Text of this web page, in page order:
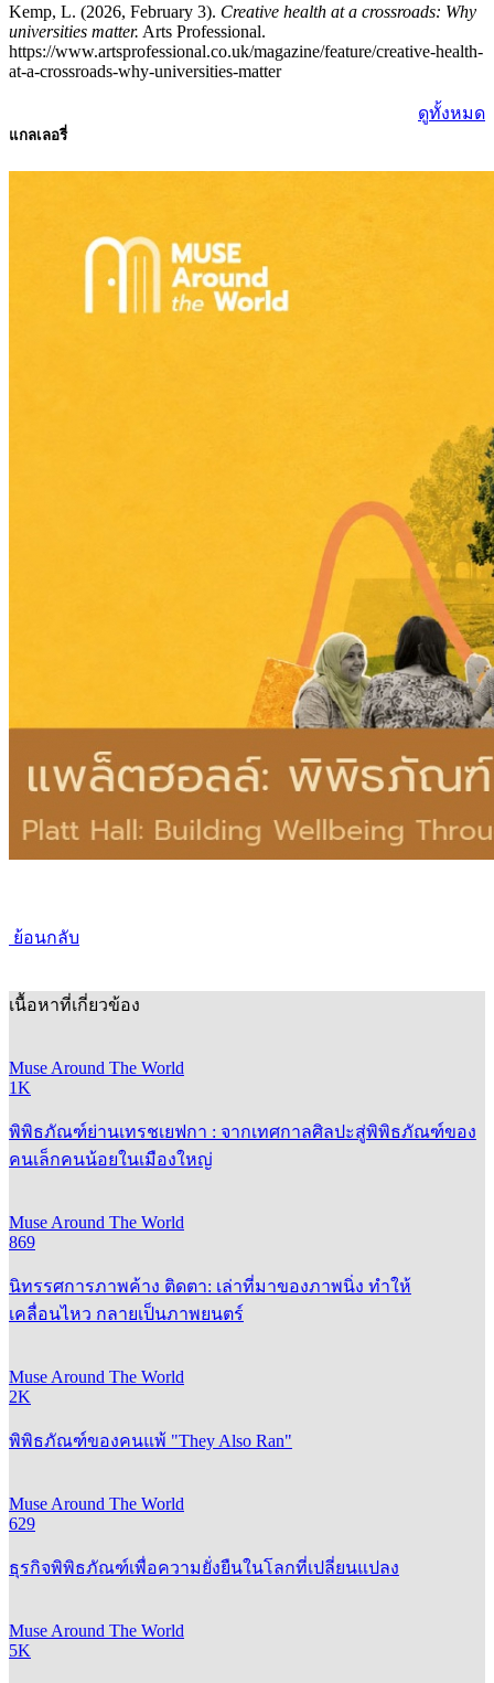
Kemp, L. (2026, February 3). Creative health at a crossroads: Why
universities matter. Arts Professional.
https://www.artsprofessional.co.uk/magazine/feature/creative-health-
at-a-crossroads-why-universities-matter
แกลเลอรี่
ดูทั้งหมด
ย้อนกลับ
เนื้อหาที่เกี่ยวข้อง
Muse Around The World
1K
พิพิธภัณฑ์ย่านเทรชเยฟกา : จากเทศกาลศิลปะสู่พิพิธภัณฑ์ของ
คนเล็กคนน้อยในเมืองใหญ่
Muse Around The World
869
นิทรรศการภาพค้าง ติดตา: เล่าที่มาของภาพนิ่ง ทำให้
เคลื่อนไหว กลายเป็นภาพยนตร์
Muse Around The World
2K
พิพิธภัณฑ์ของคนแพ้ "They Also Ran"
Muse Around The World
629
ธุรกิจพิพิธภัณฑ์เพื่อความยั่งยืนในโลกที่เปลี่ยนแปลง
Muse Around The World
5K